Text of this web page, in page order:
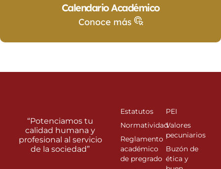
Calendario Académico
Conoce más
“Potenciamos tu
calidad humana y
profesional al servicio
de la sociedad”
Estatutos
Normatividad
Reglamento
académico
de pregrado
PEI
Valores
pecuniarios
Buzón de
ética y